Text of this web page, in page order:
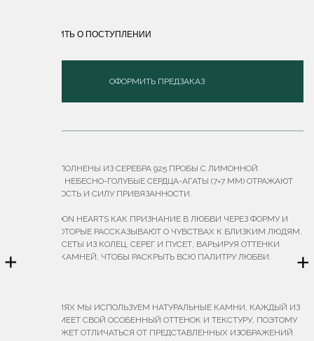
+ +
СООБЩИТЬ О ПОСТУПЛЕНИИ
ОФОРМИТЬ ПРЕДЗАКАЗ
ПУСЕТЫ ВЫПОЛНЕНЫ ИЗ СЕРЕБРА 925 ПРОБЫ С ЛИМОННОЙ
ПОЗОЛОТОЙ. НЕБЕСНО-ГОЛУБЫЕ СЕРДЦА-АГАТЫ (7×7 ММ) ОТРАЖАЮТ
ЧУВСТВЕННОСТЬ И СИЛУ ПРИВЯЗАННОСТИ.
ДРОП CARTOON HEARTS КАК ПРИЗНАНИЕ В ЛЮБВИ ЧЕРЕЗ ФОРМУ И
ОТТЕНКИ, КОТОРЫЕ РАССКАЗЫВАЮТ О ЧУВСТВАХ К БЛИЗКИМ ЛЮДЯМ.
СОБИРАЙТЕ СЕТЫ ИЗ КОЛЕЦ, СЕРЕГ И ПУСЕТ, ВАРЬИРУЯ ОТТЕНКИ
МЕТАЛЛА И КАМНЕЙ, ЧТОБЫ РАСКРЫТЬ ВСЮ ПАЛИТРУ ЛЮБВИ.
В УКРАШЕНИЯХ МЫ ИСПОЛЬЗУЕМ НАТУРАЛЬНЫЕ КАМНИ, КАЖДЫЙ ИЗ
КОТОРЫХ ИМЕЕТ СВОЙ ОСОБЕННЫЙ ОТТЕНОК И ТЕКСТУРУ, ПОЭТОМУ
ИХ ЦВЕТ МОЖЕТ ОТЛИЧАТЬСЯ ОТ ПРЕДСТАВЛЕННЫХ ИЗОБРАЖЕНИЙ